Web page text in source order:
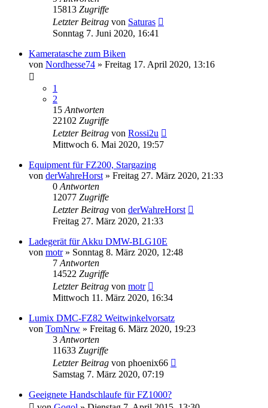
15813 Zugriffe
Letzter Beitrag von Saturas
Sonntag 7. Juni 2020, 16:41
Kameratasche zum Biken
von Nordhesse74 » Freitag 17. April 2020, 13:16
1
2
15 Antworten
22102 Zugriffe
Letzter Beitrag von Rossi2u
Mittwoch 6. Mai 2020, 19:57
Equipment für FZ200, Stargazing
von derWahreHorst » Freitag 27. März 2020, 21:33
0 Antworten
12077 Zugriffe
Letzter Beitrag von derWahreHorst
Freitag 27. März 2020, 21:33
Ladegerät für Akku DMW-BLG10E
von motr» Sonntag 8. März 2020, 12:48
7 Antworten
14522 Zugriffe
Letzter Beitrag von motr
Mittwoch 11. März 2020, 16:34
Lumix DMC-FZ82 Weitwinkelvorsatz
von TomNrw » Freitag 6. März 2020, 19:23
3 Antworten
11633 Zugriffe
Letzter Beitrag von phoenix66
Samstag 7. März 2020, 07:19
Geeignete Handschlaufe für FZ1000?